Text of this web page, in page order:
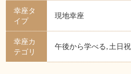
幸座タ
イプ
現地幸座
幸座カ
テゴリ
午後から学べる, 土日